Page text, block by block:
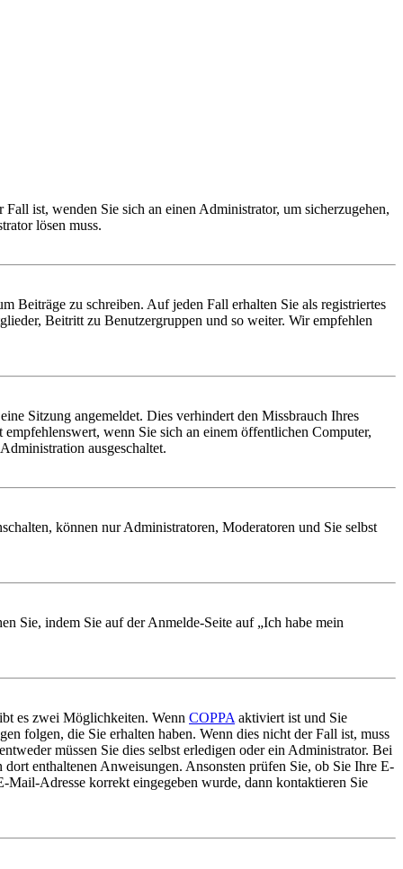
ist, wenden Sie sich an einen Administrator, um sicherzugehen,
lösen muss.
Beiträge zu schreiben. Auf jeden Fall erhalten Sie als registriertes
Beitritt zu Benutzergruppen und so weiter. Wir empfehlen
Sitzung angemeldet. Dies verhindert den Missbrauch Ihres
wenn Sie sich an einem öffentlichen Computer,
ausgeschaltet.
können nur Administratoren, Moderatoren und Sie selbst
Sie, indem Sie auf der Anmelde-Seite auf „Ich habe mein
es zwei Möglichkeiten. Wenn COPPA aktiviert ist und Sie
folgen, die Sie erhalten haben. Wenn dies nicht der Fall ist, muss
müssen Sie dies selbst erledigen oder ein Administrator. Bei
enthaltenen Anweisungen. Ansonsten prüfen Sie, ob Sie Ihre E-
Adresse korrekt eingegeben wurde, dann kontaktieren Sie